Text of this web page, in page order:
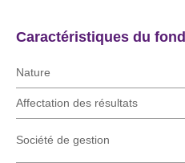
Caractéristiques du
Nature
Affectation des résultats
Société de gestion